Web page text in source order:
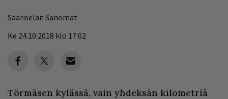
Saariselän Sanomat
Ke 24.10.2018 klo 17:02
Törmäsen kylässä, vain yhdeksän kilometriä